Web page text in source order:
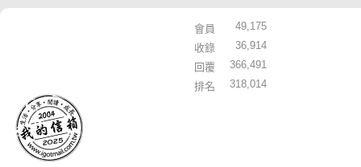
會員
49,175
收錄
36,914
回覆
366,491
排名
318,014